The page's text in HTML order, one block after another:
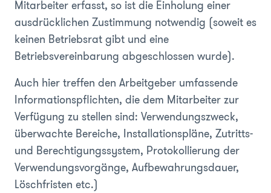
Mitarbeiter erfasst, so ist die Einholung einer
ausdrücklichen Zustimmung notwendig (soweit es
keinen Betriebsrat gibt und eine
Betriebsvereinbarung abgeschlossen wurde).
Auch hier treffen den Arbeitgeber umfassende
Informationspflichten, die dem Mitarbeiter zur
Verfügung zu stellen sind: Verwendungszweck,
überwachte Bereiche, Installationspläne, Zutritts-
und Berechtigungssystem, Protokollierung der
Verwendungsvorgänge, Aufbewahrungsdauer,
Löschfristen etc.)